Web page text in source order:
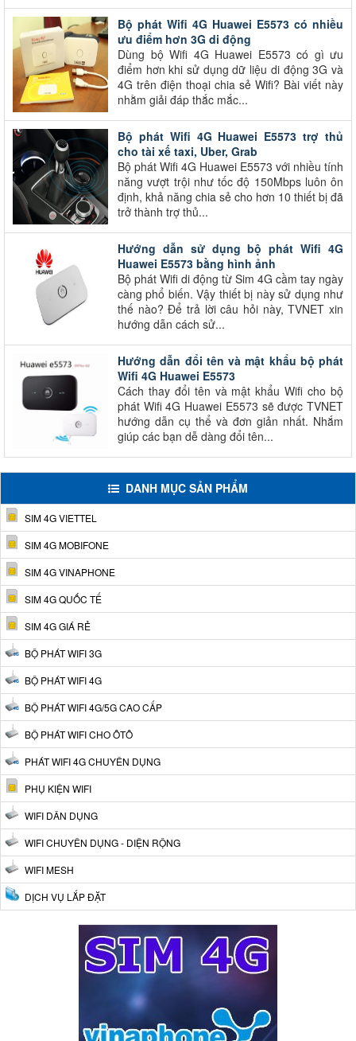
Bộ phát Wifi 4G Huawei E5573 có nhiều
ưu điểm hơn 3G di động
Dùng bộ Wifi 4G Huawei E5573 có gì ưu
điểm hơn khi sử dụng dữ liệu di động 3G và
4G trên điện thoại chia sẻ Wifi? Bài viết này
nhằm giải đáp thắc mắc...
Bộ phát Wifi 4G Huawei E5573 trợ thủ
cho tài xế taxi, Uber, Grab
Bộ phát Wifi 4G Huawei E5573 với nhiều tính
năng vượt trội như tốc độ 150Mbps luôn ôn
định, khả năng chia sẻ cho hơn 10 thiết bị đã
trở thành trợ thủ...
Hướng dẫn sử dụng bộ phát Wifi 4G
Huawei E5573 bằng hình ảnh
Bộ phát Wifi di động từ Sim 4G cầm tay ngày
càng phổ biến. Vậy thiết bị này sử dụng như
thế nào? Để trả lời câu hỏi này, TVNET xin
hướng dẫn cách sử...
Hướng dẫn đổi tên và mật khẩu bộ phát
Wifi 4G Huawei E5573
Cách thay đổi tên và mật khẩu Wifi cho bộ
phát Wifi 4G Huawei E5573 sẽ được TVNET
hướng dẫn cụ thể và đơn giản nhất. Nhắm
giúp các bạn dễ dàng đổi tên...
DANH MỤC SẢN PHẨM
SIM 4G VIETTEL
SIM 4G MOBIFONE
SIM 4G VINAPHONE
SIM 4G QUỐC TẾ
SIM 4G GIÁ RẺ
BỘ PHÁT WIFI 3G
BỘ PHÁT WIFI 4G
BỘ PHÁT WIFI 4G/5G CAO CẤP
BỘ PHÁT WIFI CHO ÔTÔ
PHÁT WIFI 4G CHUYÊN DỤNG
PHỤ KIỆN WIFI
WIFI DÂN DỤNG
WIFI CHUYÊN DỤNG - DIỆN RỘNG
WIFI MESH
DỊCH VỤ LẮP ĐẶT